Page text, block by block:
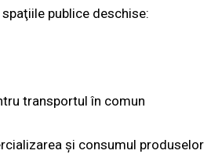
publice deschise:
transportul în comun
şi consumul produselor